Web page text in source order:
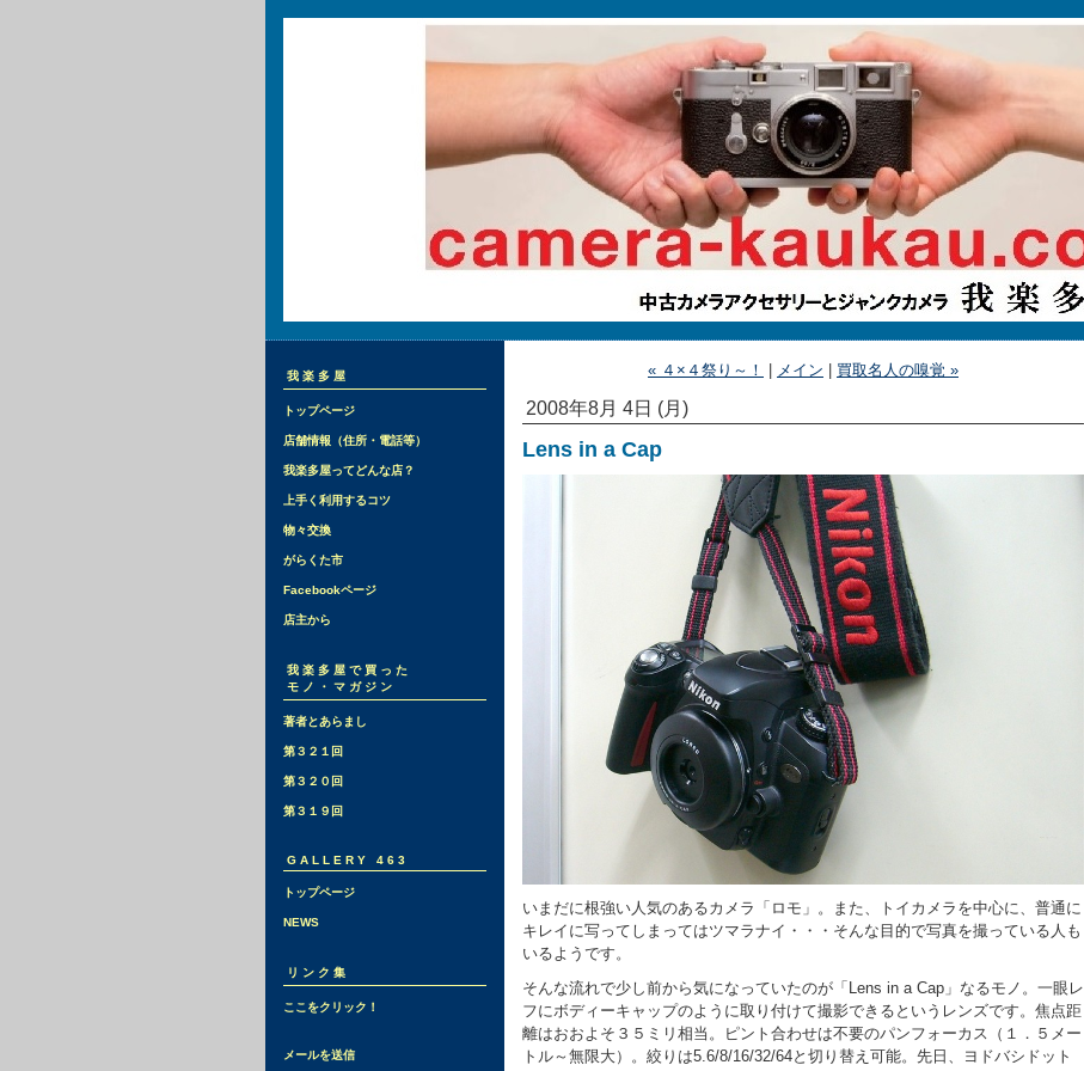
我楽多屋
トップページ
店舗情報（住所・電話等）
我楽多屋ってどんな店？
上手く利用するコツ
物々交換
がらくた市
Facebookページ
店主から
我楽多屋で買った
モノ・マガジン
著者とあらまし
第３２１回
第３２０回
第３１９回
GALLERY 463
トップページ
NEWS
リンク集
ここをクリック！
メールを送信
« ４×４祭り～！ メイン 買取名人の嗅覚 »
2008年8月 4日 (月)
Lens in a Cap
いまだに根強い人気のあるカメラ「ロモ」。また、トイカメラを中心に、普通に
キレイに写ってしまってはツマラナイ・・・そんな目的で写真を撮っている人も
いるようです。
そんな流れで少し前から気になっていたのが「Lens in a Cap」なるモノ。一眼レ
フにボディーキャップのように取り付けて撮影できるというレンズです。焦点距
離はおおよそ３５ミリ相当。ピント合わせは不要のパンフォーカス（１．５メー
トル～無限大）。絞りは5.6/8/16/32/64と切り替え可能。先日、ヨドバシドット